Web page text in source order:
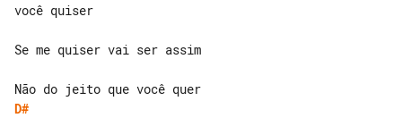
você quiser
Se me quiser vai ser assim
D#